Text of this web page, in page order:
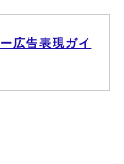
広告表現ガイ